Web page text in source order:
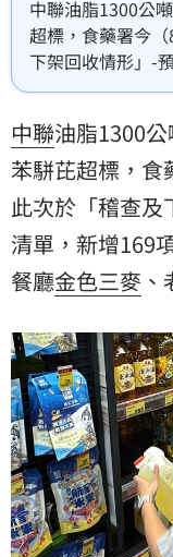
中聯油脂1300公
超標，食藥署今
下架回收情形」-
計401項，其中包
中聯油脂1300
苯駢芘超標，食
此次於「稽查及
清單，新增169
餐廳金色三麥